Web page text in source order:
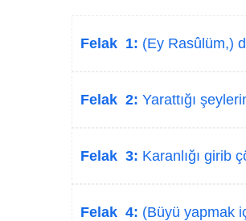
Felak 1: (Ey Rasûlüm,)
Felak 2: Yarattığı
Felak 3: Karanlığı girib
Felak 4: (Büyü yapmak